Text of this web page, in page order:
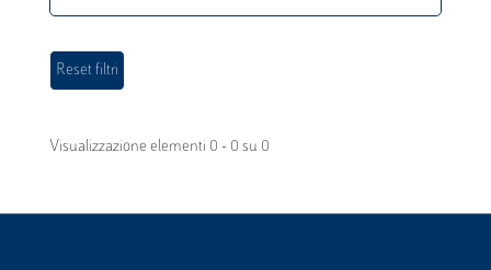
Visualizzazione elementi 0 - 0 su 0